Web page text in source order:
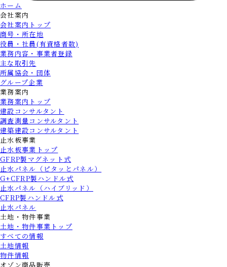
ホーム
会社案内
会社案内トップ
商号・所在地
役員・社員(有資格者数)
業務内容・事業者登録
主な取引先
所属協会・団体
グループ企業
業務案内
業務案内トップ
建設コンサルタント
調査測量コンサルタント
建築建設コンサルタント
止水板事業
止水板事業トップ
GFRP製マグネット式
止水パネル（ピタッとパネル）
G+CFRP製ハンドル式
止水パネル（ハイブリッド）
CFRP製ハンドル式
止水パネル
土地・物件事業
土地・物件事業トップ
すべての情報
土地情報
物件情報
オゾン商品販売